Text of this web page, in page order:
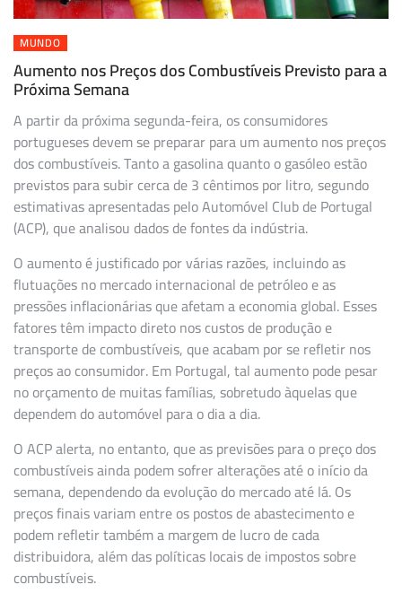
MUNDO
Aumento nos Preços dos Combustíveis Previsto para a
Próxima Semana
A partir da próxima segunda-feira, os consumidores
portugueses devem se preparar para um aumento nos preços
dos combustíveis. Tanto a gasolina quanto o gasóleo estão
previstos para subir cerca de 3 cêntimos por litro, segundo
estimativas apresentadas pelo Automóvel Club de Portugal
(ACP), que analisou dados de fontes da indústria.
O aumento é justificado por várias razões, incluindo as
flutuações no mercado internacional de petróleo e as
pressões inflacionárias que afetam a economia global. Esses
fatores têm impacto direto nos custos de produção e
transporte de combustíveis, que acabam por se refletir nos
preços ao consumidor. Em Portugal, tal aumento pode pesar
no orçamento de muitas famílias, sobretudo àquelas que
dependem do automóvel para o dia a dia.
O ACP alerta, no entanto, que as previsões para o preço dos
combustíveis ainda podem sofrer alterações até o início da
semana, dependendo da evolução do mercado até lá. Os
preços finais variam entre os postos de abastecimento e
podem refletir também a margem de lucro de cada
distribuidora, além das políticas locais de impostos sobre
combustíveis.